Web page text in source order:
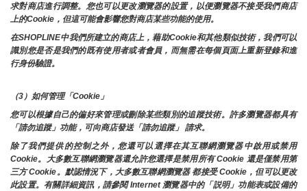
求對商店進行調整。您也可以更改瀏覽器的設置，以便瀏覽器不接受我們商店
上的Cookie，但這可能會影響您對商店某些功能的使用。
在SHOPLINE中我們所建立的商店上，藉助Cookie和其他類似技術，我們可以
識別您是否是我們的既有使用者或者會員，而無需在每個頁面上重新登錄和進
行身份驗證。
（3）如何管理「Cookie」
您可以根據自己的偏好來管理或刪除某些類別的追蹤技術。許多瀏覽器都具有
「請勿追蹤」功能，可向商店發送「請勿追蹤」 請求。
除了我們提供的控制之外，您還可以選擇在其互聯網瀏覽器中啟用或禁用
Cookie。大多數互聯網瀏覽器還允許您選擇是禁用所有 Cookie 還是僅禁用第
三方 Cookie。默認情況下，大多數互聯網瀏覽器 都接受 Cookie，但可以更改
此設置。有關詳細資訊，請參閱 Internet 瀏覽器中的「説明」功能表或設備的